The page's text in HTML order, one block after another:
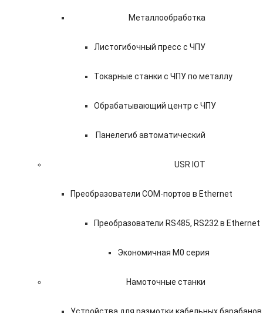
Металлообработка
Листогибочный пресс с ЧПУ
Токарные станки с ЧПУ по металлу
Обрабатывающий центр с ЧПУ
Панелегиб автоматический
USR IOT
Преобразователи COM-портов в Ethernet
Преобразователи RS485, RS232 в Ethernet
Экономичная M0 серия
Намоточные станки